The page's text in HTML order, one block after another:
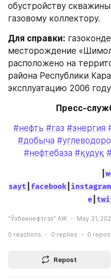
обустройству
газовому коллектору.
Для справки:
месторождение
расположено на
района Республики
эксплуатацию 2006
Пресс-
#нефть #газ #энергия
#добыча
#нефтебаза #қудуқ
sayt facebook instagram
e|
“Ўзбекнефтгаз” АЖ May 31,
0 reactions 0 replies 0
Repost